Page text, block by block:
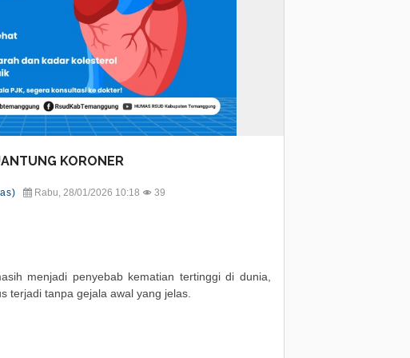
KORONER
Rabu, 28/01/2026 10:18 39
menjadi penyebab kematian tertinggi di dunia,
terjadi tanpa gejala awal yang jelas.